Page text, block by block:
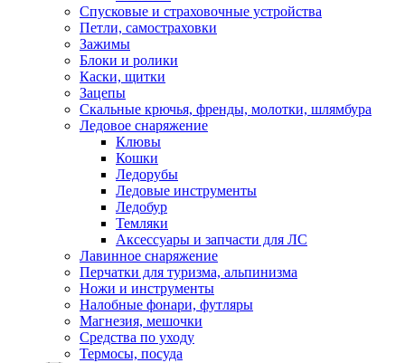
Спусковые и страховочные устройства
Петли, самостраховки
Зажимы
Блоки и ролики
Каски, щитки
Зацепы
Скальные крючья, френды, молотки, шлямбура
Ледовое снаряжение
Клювы
Кошки
Ледорубы
Ледовые инструменты
Ледобур
Темляки
Аксессуары и запчасти для ЛС
Лавинное снаряжение
Перчатки для туризма, альпинизма
Ножи и инструменты
Налобные фонари, футляры
Магнезия, мешочки
Средства по уходу
Термосы, посуда